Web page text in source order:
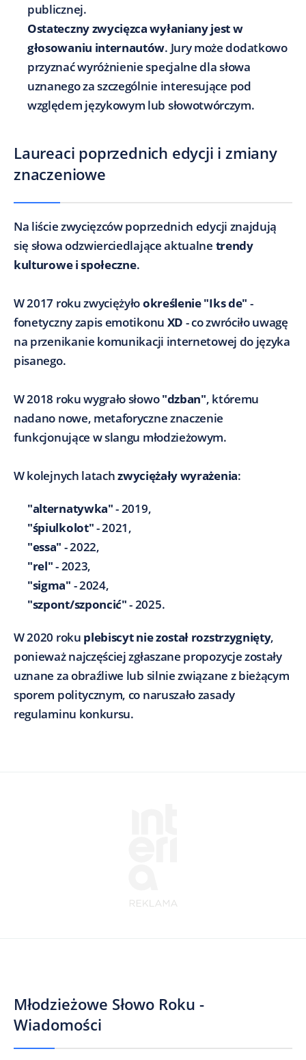
publicznej.
Ostateczny zwycięzca wyłaniany jest w
głosowaniu internautów. Jury może dodatkowo
przyznać wyróżnienie specjalne dla słowa
uznanego za szczególnie interesujące pod
względem językowym lub słowotwórczym.
Laureaci poprzednich edycji i zmiany
znaczeniowe
Na liście zwycięzców poprzednich edycji znajdują
się słowa odzwierciedlające aktualne trendy
kulturowe i społeczne.
W 2017 roku zwyciężyłookreślenie "Iks de" -
fonetyczny zapis emotikonu XD - co zwróciło uwagę
na przenikanie komunikacji internetowej do języka
pisanego.
W 2018 roku wygrało słowo"dzban", któremu
nadano nowe, metaforyczne znaczenie
funkcjonujące w slangu młodzieżowym.
W kolejnych latachzwyciężały wyrażenia:
"alternatywka"- 2019,
"śpiulkolot"- 2021,
"essa" - 2022,
"rel"- 2023,
"sigma" - 2024,
"szpont/szponcić"- 2025.
W 2020 roku plebiscyt nie został rozstrzygnięty,
ponieważ najczęściej zgłaszane propozycje zostały
uznane za obraźliwe lub silnie związane z bieżącym
sporem politycznym, co naruszało zasady
regulaminu konkursu.
Młodzieżowe Słowo Roku -
Wiadomości